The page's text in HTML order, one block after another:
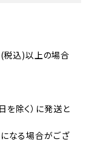
税込)以上の場合
除く）に発送と
なる場合がござ